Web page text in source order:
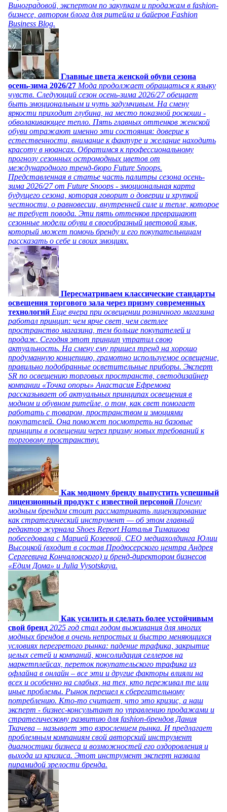
Виноградовой, экспертом по закупкам и продажам в fashion-
бизнесе, автором блога для ритейла и байеров Fashion
Business Blog.
Главные цвета женской обуви сезона
осень-зима 2026/27 Мода продолжает обращаться к языку
чувств. Следующий сезон осень-зима 2026/27 обещает
быть эмоциональным и чуть задумчивым. На смену
яркости приходит глубина, на место показной роскоши -
обволакивающее тепло. Пять главных оттенков женской
обуви отражают именно эти состояния: доверие к
естественности, внимание к фактуре и желание находить
красоту в нюансах. Обратимся к профессиональному
прогнозу сезонных остромодных цветов от
международного тренд-бюро Future Snoops.
Представленная в статье часть палитры сезона осень-
зима 2026/27 от Future Snoops - эмоциональная карта
будущего сезона, которая говорит о доверии и хрупкой
честности, о равновесии, внутренней силе и тепле, которое
не требует повода. Эти пять оттенков превращают
сезонные модели обуви в своеобразный цветовой язык,
который может помочь бренду и его покупательницам
рассказать о себе и своих эмоциях.
Пересматриваем классические стандарты
освещения торгового зала через призму современных
технологий Еще вчера при освещении розничного магазина
работал принцип: чем ярче свет, чем светлее
пространство магазина, тем больше покупателей и
продаж. Сегодня этот принцип утратил свою
актуальность. На смену ему пришел тренд на хорошо
продуманную концепцию, грамотно используемое освещение,
правильно подобранные осветительные приборы. Эксперт
SR по освещению торговых пространств, светодизайнер
компании «Точка опоры» Анастасия Ефремова
рассказывает об актуальных принципах освещения в
модном и обувном ритейле, о том, как свет помогает
работать с товаром, пространством и эмоциями
покупателей. Она поможет посмотреть на базовые
принципы в освещении через призму новых требований к
торговому пространству.
Как модному бренду выпустить успешный
лицензионный продукт с известной персоной Почему
модным брендам стоит рассматривать лицензирование
как стратегический инструмент — об этом главный
редактор журнала Shoes Report Наталья Тимашова
побеседовала с Марией Козеевой, СЕО медиахолдинга Юлии
Высоцкой (входит в состав Продюсерского центра Андрея
Сергеевича Кончаловского) и бренд-директором бизнесов
«Едим Дома» и Julia Vysotskaya.
Как усилить и сделать более устойчивым
свой бренд 2025 год стал годом выживания для многих
модных брендов в очень непростых и быстро меняющихся
условиях перегретого рынка: падение трафика, закрытие
целых сетей и компаний, консолидация селлеров на
маркетплейсах, переток покупательского трафика из
офлайна в онлайн – все эти и другие факторы влияли на
всех и особенно на слабых, на тех, кто переживал те или
иные проблемы. Рынок перешел к сберегательному
потреблению. Кто-то считает, что это кризис, а наш
эксперт - бизнес-консультант по управлению продажами и
стратегическому развитию для fashion-брендов Дания
Ткачева – называет это взрослением рынка. И предлагает
проблемным компаниям свой авторский инструмент
диагностики бизнеса и возможностей его оздоровления и
выхода из кризиса. Этот инструмент эксперт назвала
пирамидой зрелости бренда.